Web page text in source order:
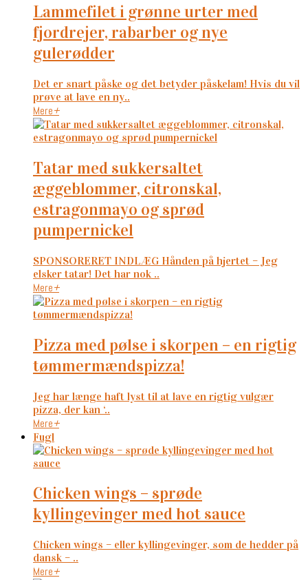
lammefilet i grønne urter med
fjordrejer, rabarber og nye
gulerødder
Det er snart påske og det betyder påskelam! Hvis du vil
prøve at lave en ny..
Mere+
tatar med sukkersaltet
æggeblommer, citronskal,
estragonmayo og sprød
pumpernickel
SPONSORERET INDLÆG Hånden på hjertet – Jeg
elsker tatar! Det har nok ..
Mere+
pizza med pølse i skorpen – en rigtig
tømmermændspizza!
Jeg har længe haft lyst til at lave en rigtig vulgær
pizza, der kan ‘..
Mere+
Fugl
chicken wings – sprøde
kyllingevinger med hot sauce
Chicken wings – eller kyllingevinger, som de hedder på
dansk – ..
Mere+